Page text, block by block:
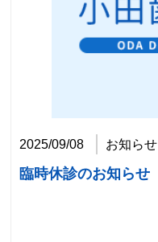
2025/09/08 お知らせ
臨時休診のお知らせ